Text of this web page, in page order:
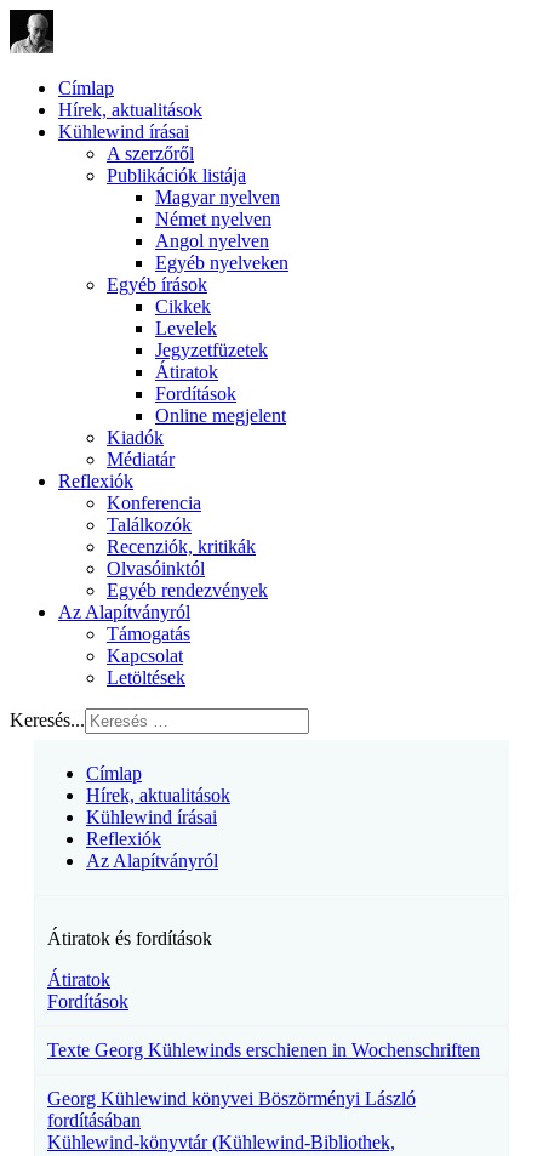
Címlap
Hírek, aktualitások
Kühlewind írásai
A szerzőről
Publikációk listája
Magyar nyelven
Német nyelven
Angol nyelven
Egyéb nyelveken
Egyéb írások
Cikkek
Levelek
Jegyzetfüzetek
Átiratok
Fordítások
Online megjelent
Kiadók
Médiatár
Reflexiók
Konferencia
Találkozók
Recenziók, kritikák
Olvasóinktól
Egyéb rendezvények
Az Alapítványról
Támogatás
Kapcsolat
Letöltések
Keresés...
Címlap
Hírek, aktualitások
Kühlewind írásai
Reflexiók
Az Alapítványról
Átiratok és fordítások
Átiratok
Fordítások
Texte Georg Kühlewinds erschienen in Wochenschriften
Georg Kühlewind könyvei Böszörményi László
fordításában
Kühlewind-könyvtár (Kühlewind-Bibliothek,